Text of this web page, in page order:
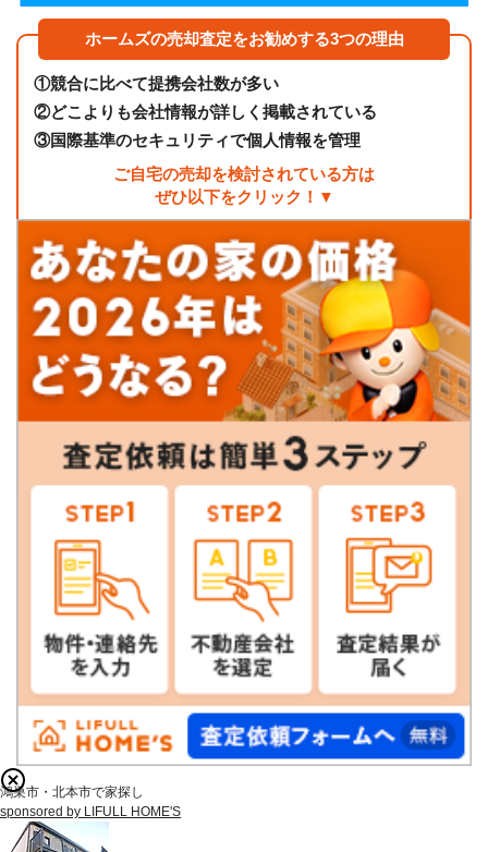
ホームズの売却査定をお勧めする3つの理由
①競合に比べて提携会社数が多い
②どこよりも会社情報が詳しく掲載されている
③国際基準のセキュリティで個人情報を管理
ご自宅の売却を検討されている方は
ぜひ以下をクリック！▼
鴻巣市・北本市で家探し
sponsored by LIFULL HOME'S